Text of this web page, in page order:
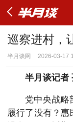
巡察进村，
半月谈网 2026-03-17
半月谈记者
党中央战略
履行了没有？惠